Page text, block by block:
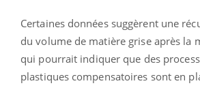
Certaines données suggèrent une
du volume de matière grise après la
qui pourrait indiquer que des
plastiques compensatoires sont en